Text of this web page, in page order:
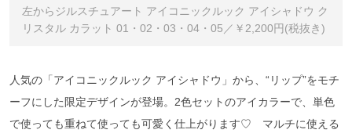
左からジルスチュアート アイコニックルック アイシャドウ ク
リスタル カラット 01・02・03・04・05／￥2,200円(税抜き)
人気の「アイコニックルック アイシャドウ」から、“リップ”をモチ
ーフにした限定デザインが登場。2色セットのアイカラーで、単色
で使っても重ねて使っても可愛く仕上がります♡ マルチに使える